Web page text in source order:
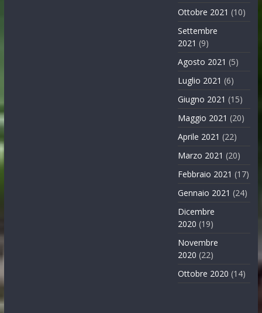
Ottobre 2021 (10)
Settembre
2021 (9)
Agosto 2021 (5)
Luglio 2021 (6)
Giugno 2021 (15)
Maggio 2021 (20)
Aprile 2021 (22)
Marzo 2021 (20)
Febbraio 2021 (17)
Gennaio 2021 (24)
Dicembre
2020 (19)
Novembre
2020 (22)
Ottobre 2020 (14)